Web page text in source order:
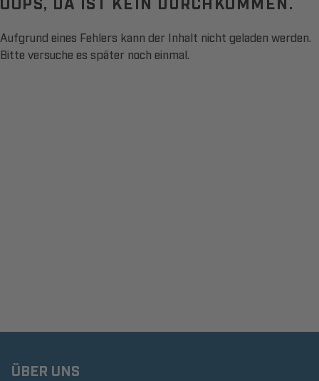
Aufgrund eines Fehlers kann der Inhalt nicht geladen werden.
Bitte versuche es später noch einmal.
ÜBER UNS